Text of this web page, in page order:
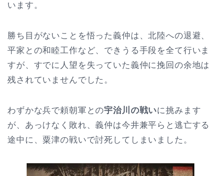
います。
勝ち目がないことを悟った義仲は、北陸への退避、
平家との和睦工作など、できうる手段を全て行いま
すが、すでに人望を失っていた義仲に挽回の余地は
残されていませんでした。
わずかな兵で頼朝軍との宇治川の戦いに挑みます
が、あっけなく敗れ、義仲は今井兼平らと逃亡する
途中に、粟津の戦いで討死してしまいました。